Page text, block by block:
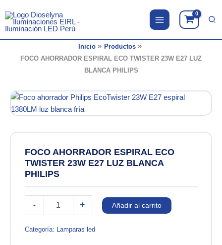
contenido
Inicio
Productos
FOCO AHORRADOR ESPIRAL ECO TWISTER 23W E27 LUZ
BLANCA PHILIPS
FOCO AHORRADOR ESPIRAL ECO
TWISTER 23W E27 LUZ BLANCA
PHILIPS
-
AHORRADOR
ECO
+ Añadir al carrito
Categoría: Lamparas led